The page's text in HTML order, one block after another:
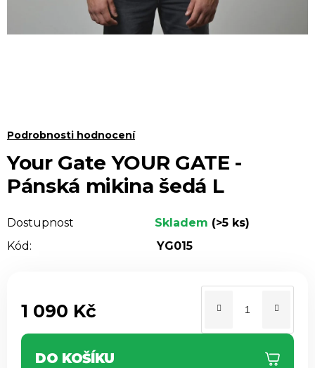
Your Gate YOUR GATE -
Pánská mikina šedá L
Průměrné
hodnocení
produktu
je
z 5
hvězdiček.
Podrobnosti hodnocení
Dostupnost Skladem (>5 ks)
Kód:
YG015
1 090 Kč
Měrná cena:
DO KOŠÍKU